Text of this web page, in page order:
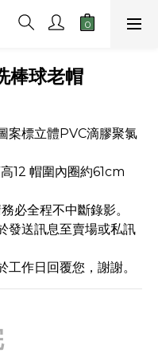
棒球老帽
案標立體PVC滴膠聚氯
12 帽圍內圈約61cm
必全程不中斷錄影。
發送訊息至賣場或私訊
作日回覆您，謝謝。